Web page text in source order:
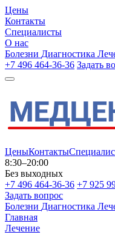
Цены
Контакты
Специалисты
О нас
Болезни Диагностика
+7 496 464-36-36 Задать
ЦеныКонтакты
8:30–20:00
Без выходных
+7 496 464-36-36 +7 925
Задать вопрос
Болезни Диагностика
Главная
Лечение